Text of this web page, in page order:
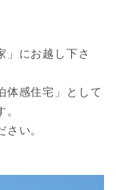
」にお越し下さ
体感住宅」として
い。